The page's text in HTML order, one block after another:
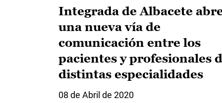
Integrada de Albacete
una nueva vía de
comunicación entre los
pacientes y profesionales
distintas especialidades
08 de Abril de 2020